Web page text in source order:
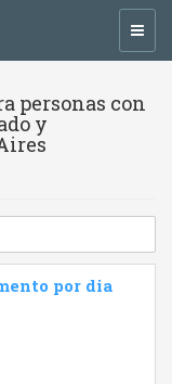
personas con
y
por dia